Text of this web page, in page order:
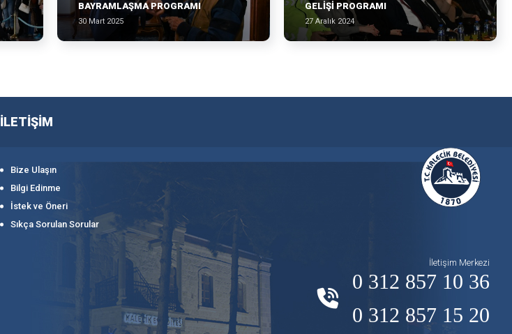
BAYRAMLAŞMA PROGRAMI
30 Mart 2025
GELİŞİ PROGRAMI
27 Aralık 2024
İLETİŞİM
Bize Ulaşın
Bilgi Edinme
İstek ve Öneri
Sıkça Sorulan Sorular
İletişim Merkezi
0 312 857 10 36
0 312 857 15 20